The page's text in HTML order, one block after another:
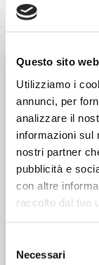
Questo sito
Utilizziamo i
annunci, per
analizzare il
informazioni sul
nostri partner
pubblicità e
con altre
raccolto dal tuo
delNecessari
Non